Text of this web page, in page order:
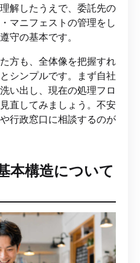
解したうえで、委託先の
マニフェストの管理をし
守の基本です。
方も、全体像を把握すれ
シンプルです。まず自社
い出し、現在の処理フロ
直してみましょう。不安
行政窓口に相談するのが
本構造について